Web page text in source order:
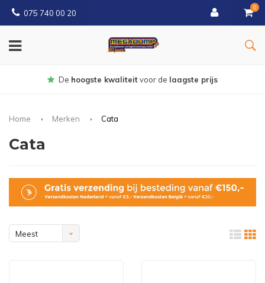
075 740 00 20
0
Gratisbezorgd vanaf € 150
Home Merken Cata
Cata
Meest